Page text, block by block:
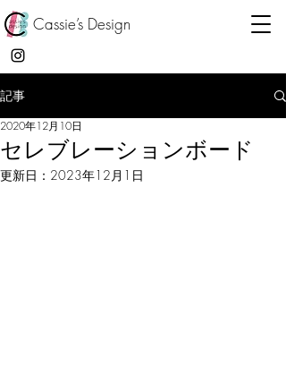
Cassie’s Design
記事
セレブレーションボード
2020年12月10日
更新日： 2023年12月1日